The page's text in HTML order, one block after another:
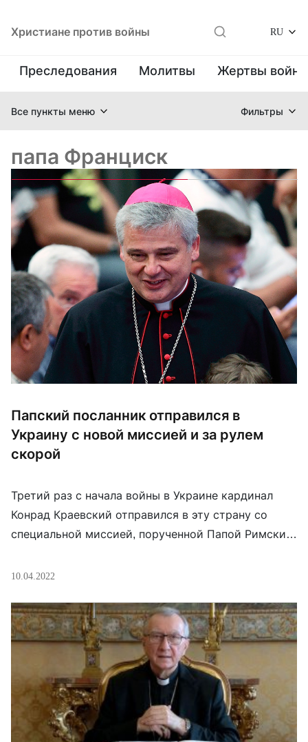
Христиане против войны RU
Преследования Молитвы Жертвы
Все пункты меню Фильтры
папа Франциск
Папский посланник отправился в
Украину с новой миссией и за рулем
скорой
Третий раз с начала войны в Украине кардинал
Конрад Краевский отправился в эту страну со
специальной миссией, порученной Папой Римским
Страстную неделю. Кардинал совершит
которую передаст властям Киева в качестве
подарка Франциска. Несколько недель назад он
доставил еще один такой автомобиль во Львов.
10.04.2022